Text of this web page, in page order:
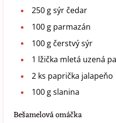
250gsýr čedar
100 g parmazán
100 g čerstvý sýr
1 lžička mletá uzená
2 ks paprička jalapeňo
100 gslanina
Bešamelová omáčka